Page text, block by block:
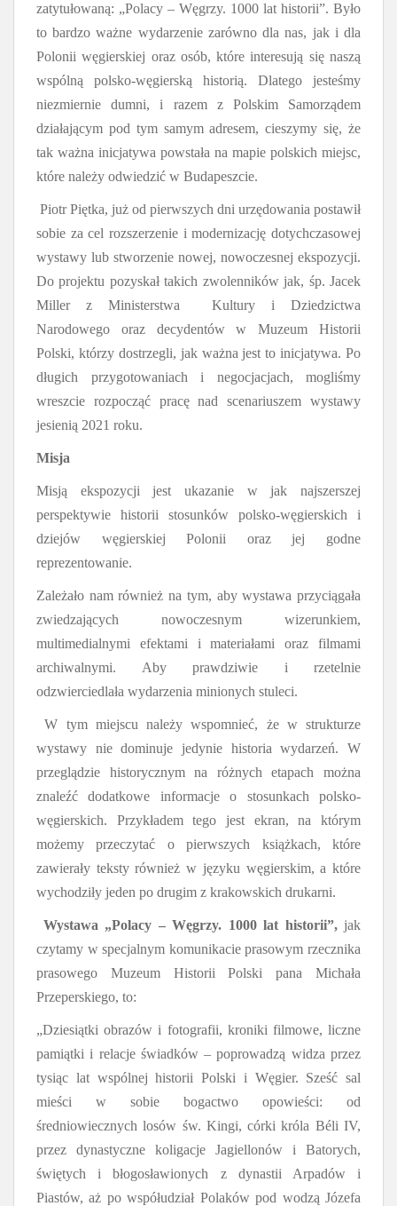
zatytułowaną: „Polacy – Węgrzy. 1000 lat historii”. Było
to bardzo ważne wydarzenie zarówno dlanas, jak i dla
Polonii węgierskiej oraz osób, które interesują się naszą
wspólną polsko-węgierską historią. Dlatego jesteśmy
niezmiernie dumni, i razem z Polskim Samorządem
działającym pod tym samym adresem, cieszymy się, że
tak ważna inicjatywa powstała na mapie polskich miejsc,
które należy odwiedzić w Budapeszcie.
Piotr Piętka, już od pierwszych dni urzędowania postawił
sobie za cel rozszerzenie i modernizację dotychczasowej
wystawy lub stworzenie nowej, nowoczesnej ekspozycji.
Do projektu pozyskał takich zwolenników jak, śp. Jacek
Miller z Ministerstwa Kultury i Dziedzictwa
Narodowego oraz decydentów w Muzeum Historii
Polski, którzy dostrzegli, jak ważna jest to inicjatywa. Po
długich przygotowaniach i negocjacjach, mogliśmy
wreszcie rozpocząć pracę nad scenariuszem wystawy
jesienią 2021 roku.
Misja
Misją ekspozycji jest ukazanie w jak najszerszej
perspektywie historii stosunków polsko-węgierskich i
dziejów węgierskiej Polonii oraz jej godne
reprezentowanie.
Zależało nam również na tym, aby wystawa przyciągała
zwiedzających nowoczesnym wizerunkiem,
multimedialnymi efektami i materiałami oraz filmami
archiwalnymi. Aby prawdziwie i rzetelnie
odzwierciedlała wydarzenia minionych stuleci.
W tym miejscu należy wspomnieć, że w strukturze
wystawy nie dominuje jedynie historia wydarzeń. W
przeglądzie historycznym na różnych etapach można
znaleźć dodatkowe informacje o stosunkach polsko-
węgierskich. Przykładem tego jest ekran, na którym
możemy przeczytać o pierwszych książkach, które
zawierały teksty również w języku węgierskim, a które
wychodziły jeden po drugim z krakowskich drukarni.
Wystawa „Polacy – Węgrzy. 1000 lat historii”,jak
czytamy w specjalnym komunikacie prasowym rzecznika
prasowego Muzeum Historii Polski pana Michała
Przeperskiego, to:
„Dziesiątki obrazów i fotografii, kroniki filmowe, liczne
pamiątki i relacje świadków – poprowadzą widza przez
tysiąc lat wspólnej historii Polski i Węgier. Sześć sal
mieści w sobie bogactwo opowieści: od
średniowiecznych losów św. Kingi, córki króla Béli IV,
przez dynastyczne koligacje Jagiellonów i Batorych,
świętych i błogosławionych z dynastii Arpadów i
Piastów, aż po współudział Polaków pod wodzą Józefa